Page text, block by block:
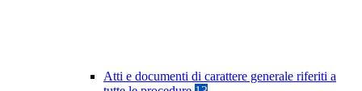
Atti e documenti di carattere generale riferiti a